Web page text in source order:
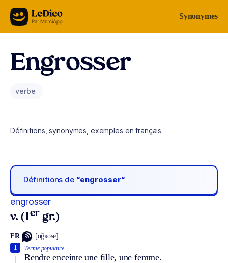
Aller au contenu Synonymes
Engrosser
verbe
Définitions, synonymes, exemples en français
Définitions de “engrosser“
engrosser
v. (1er gr.)
FR [ɑ̃gʀose]
Terme populaire.
Rendre enceinte une fille, une femme.
1